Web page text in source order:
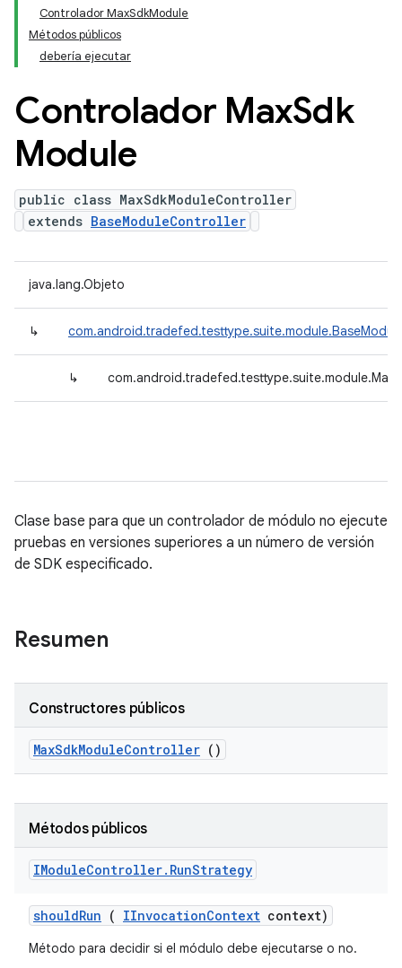
Controlador MaxSdkModule
Métodos públicos
debería ejecutar
Controlador MaxSdk
Module
public class MaxSdkModuleController
extends BaseModuleController
java.lang.Objeto
↳
↳
Clase base para que un controlador de módulo no ejecute
pruebas en versiones superiores a un número de versión
de SDK especificado.
Resumen
Constructores públicos
MaxSdkModuleController ()
Métodos públicos
IModuleController. RunStrategy
shouldRun ( IInvocationContext context)
Método para decidir si el módulo debe ejecutarse o no.